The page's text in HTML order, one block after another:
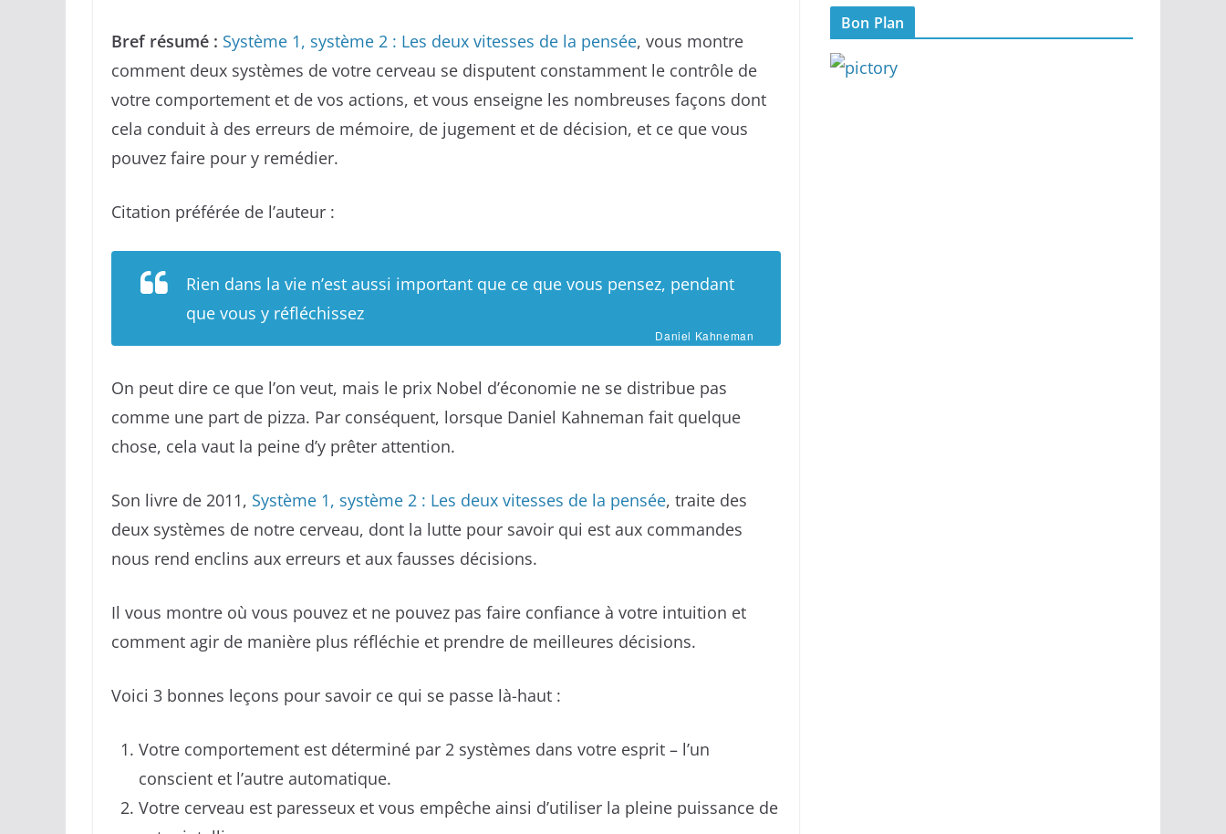
Bref résumé : Système 1, système 2 : Les deux vitesses de la pensée, vous montre
comment deux systèmes de votre cerveau se disputent constamment le contrôle de
votre comportement et de vos actions, et vous enseigne les nombreuses façons dont
cela conduit à des erreurs de mémoire, de jugement et de décision, et ce que vous
pouvez faire pour y remédier.
Citation préférée de l’auteur :
Rien dans la vie n’est aussi important que ce que vous pensez, pendant
que vous y réfléchissez
Daniel Kahneman
On peut dire ce que l’on veut, mais le prix Nobel d’économie ne se distribue pas
comme une part de pizza. Par conséquent, lorsque Daniel Kahneman fait quelque
chose, cela vaut la peine d’y prêter attention.
Son livre de 2011, Système 1, système 2 : Les deux vitesses de la pensée, traite des
deux systèmes de notre cerveau, dont la lutte pour savoir qui est aux commandes
nous rend enclins aux erreurs et aux fausses décisions.
Il vous montre où vous pouvez et ne pouvez pas faire confiance à votre intuition et
comment agir de manière plus réfléchie et prendre de meilleures décisions.
Voici 3 bonnes leçons pour savoir ce qui se passe là-haut :
Votre comportement est déterminé par 2 systèmes dans votre esprit – l’un
conscient et l’autre automatique.
Votre cerveau est paresseux et vous empêche ainsi d’utiliser la pleine puissance de
Bon Plan